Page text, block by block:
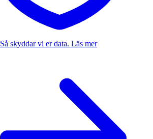
Så skyddar vi er data. Läs mer